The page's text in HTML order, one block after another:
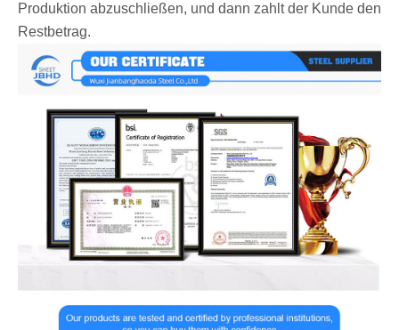
Produktion abzuschließen, und dann zahlt der Kunde den
Restbetrag.